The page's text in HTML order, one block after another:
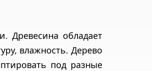
Древесина обладает
влажность. Дерево
под разные